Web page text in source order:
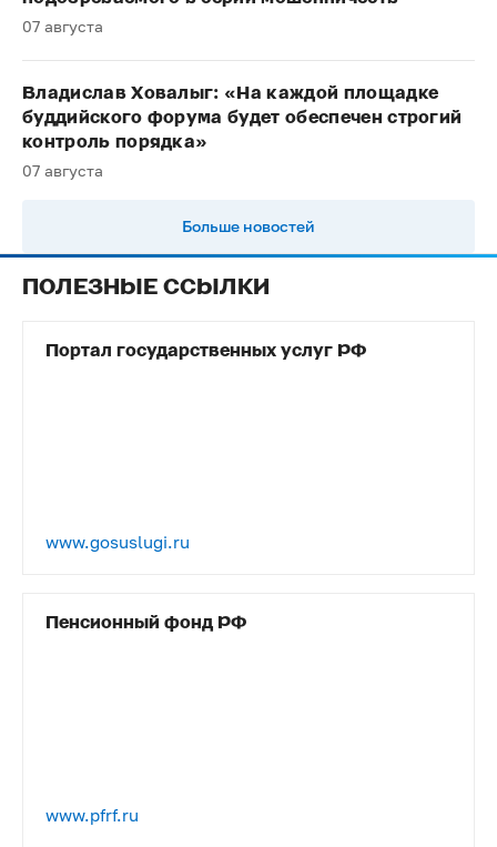
07 августа
Владислав Ховалыг: «На каждой площадке
буддийского форума будет обеспечен строгий
контроль порядка»
07 августа
Больше новостей
ПОЛЕЗНЫЕ ССЫЛКИ
Портал государственных услуг РФ
www.gosuslugi.ru
Пенсионный фонд РФ
www.pfrf.ru